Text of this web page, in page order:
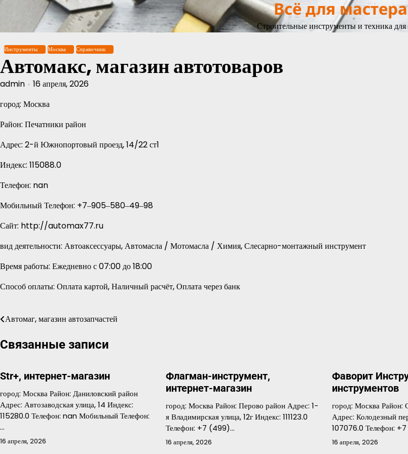
содержимому
Всё для мастера
Строительные инструменты и техника
Инструменты Москва Справочник
Автомакс, магазин автотоваров
admin
16 апреля, 2026
город: Москва
Район: Печатники район
Адрес: 2-й Южнопортовый проезд, 14/22 ст1
Индекс: 115088.0
Телефон: nan
Мобильный Телефон: +7‒905‒580‒49‒98
Сайт: http://automax77.ru
вид деятельности: Автоаксессуары, Автомасла / Мотомасла / Химия, Слесарно-монтажный инструмент
Время работы: Ежедневно с 07:00 до 18:00
Способ оплаты: Оплата картой, Наличный расчёт, Оплата через банк
Навигация
по
Автомаг, магазин автозапчастей
Связанные записи
Str+, интернет-магазин
город: Москва Район: Даниловский район
Адрес: Автозаводская улица, 14 Индекс:
115280.0 Телефон: nan Мобильный Телефон:
…
16 апреля, 2026
Флагман-инструмент,
интернет-магазин
город: Москва Район: Перово район Адрес: 1-
я Владимирская улица, 12г Индекс: 111123.0
Телефон: +7 (499)…
16 апреля, 2026
Фаворит
инструментов
город: Москва Район:
Адрес: Колодезный
107076.0 Телефон:
16 апреля, 2026